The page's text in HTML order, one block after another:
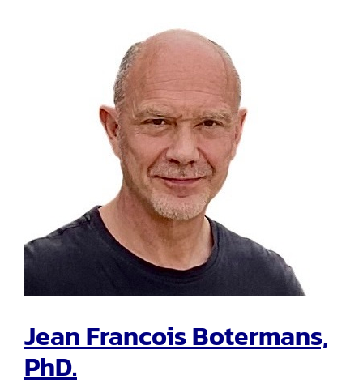
FR
Jean Francois Botermans,
PhD.